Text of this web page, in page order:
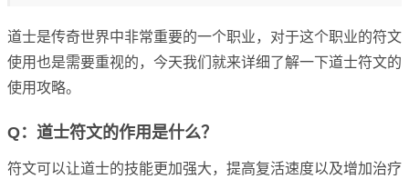
道士是传奇世界中非常重要的一个职业，对于这个职业的符文
使用也是需要重视的，今天我们就来详细了解一下道士符文的
使用攻略。
Q：道士符文的作用是什么？
符文可以让道士的技能更加强大，提高复活速度以及增加治疗